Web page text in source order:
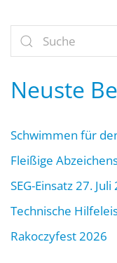
Neuste
Schwimmen für
Fleißige
SEG-Einsatz 27. Juli
Technische
Rakoczyfest 2026